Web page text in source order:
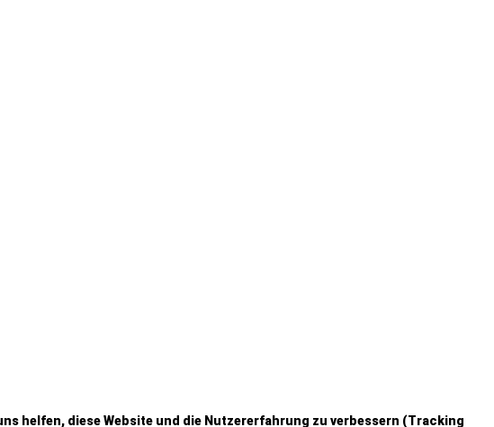
helfen, diese Website und die Nutzererfahrung zu verbessern (Tracking